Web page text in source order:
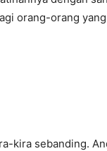
orang-orang
kira sebanding.